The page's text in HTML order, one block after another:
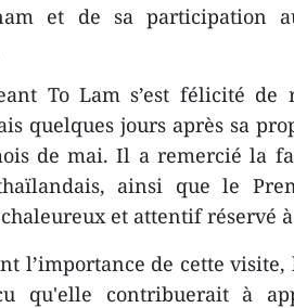
et de sa participation
To Lam s’est félicité
quelques jours après sa
de mai. Il a remercié la
ainsi que le
chaleureux et attentif réservé
l’importance de cette
qu'elle contribuerait à